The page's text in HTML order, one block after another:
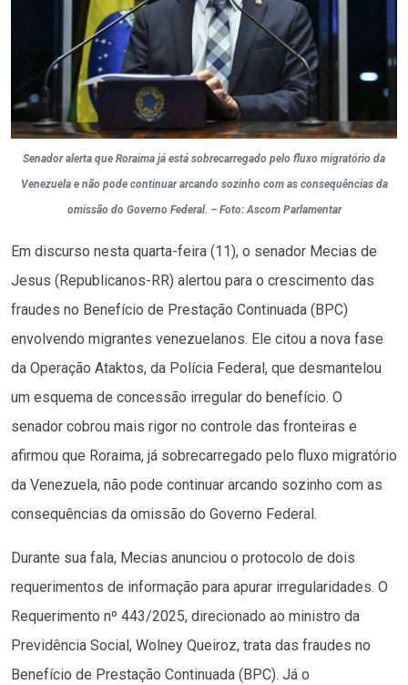
Senador alerta que Roraima já está sobrecarregado pelo fluxo migratório da
Venezuela e não pode continuar arcando sozinho com as consequências da
omissão do Governo Federal. – Foto: Ascom Parlamentar
Em discurso nesta quarta-feira (11), o senador Mecias de
Jesus (Republicanos-RR) alertou para o crescimento das
fraudes no Benefício de Prestação Continuada (BPC)
envolvendo migrantes venezuelanos. Ele citou a nova fase
da Operação Ataktos, da Polícia Federal, que desmantelou
um esquema de concessão irregular do benefício. O
senador cobrou mais rigor no controle das fronteiras e
afirmou que Roraima, já sobrecarregado pelo fluxo migratório
da Venezuela, não pode continuar arcando sozinho com as
consequências da omissão do Governo Federal.
Durante sua fala, Mecias anunciou o protocolo de dois
requerimentos de informação para apurar irregularidades. O
Requerimento nº 443/2025, direcionado ao ministro da
Previdência Social, Wolney Queiroz, trata das fraudes no
Benefício de Prestação Continuada (BPC). Já o